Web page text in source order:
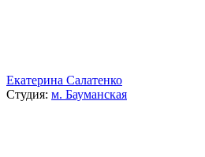
Екатерина Салатенко
Студия: м. Бауманская